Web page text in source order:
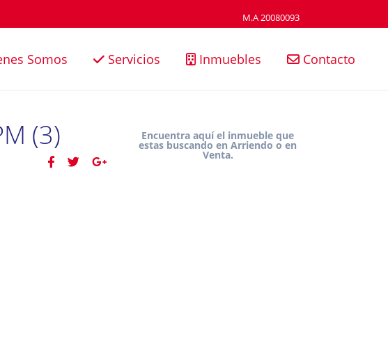
M.A 20080093
Somos Servicios Inmuebles Contacto
(3) Encuentra aquí el inmueble que
estas buscando en Arriendo o en
Venta.